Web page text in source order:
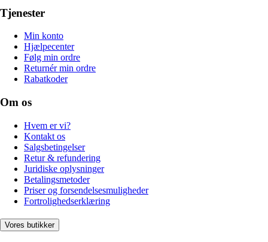
Tjenester
Min konto
Hjælpecenter
Følg min ordre
Returnér min ordre
Rabatkoder
Om os
Hvem er vi?
Kontakt os
Salgsbetingelser
Retur & refundering
Juridiske oplysninger
Betalingsmetoder
Priser og forsendelsesmuligheder
Fortrolighedserklæring
Vores butikker